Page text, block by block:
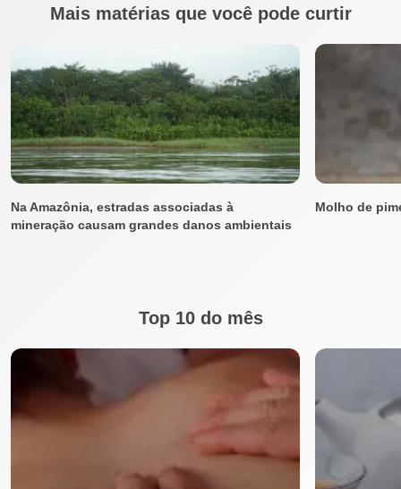
Mais matérias que você pode curtir
Na Amazônia, estradas associadas à
mineração causam grandes danos ambientais
Molho de
Top 10 do mês